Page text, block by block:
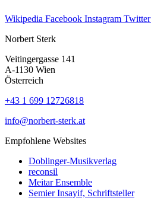
Wikipedia Facebook Instagram Twitter
Norbert Sterk
Veitingergasse 141
A-1130 Wien
Österreich
+43 1 699 12726818
info@norbert-sterk.at
Empfohlene Websites
Doblinger-Musikverlag
reconsil
Meitar Ensemble
Semier Insayif, Schriftsteller